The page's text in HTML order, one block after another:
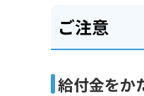
ご注意
給付金をか